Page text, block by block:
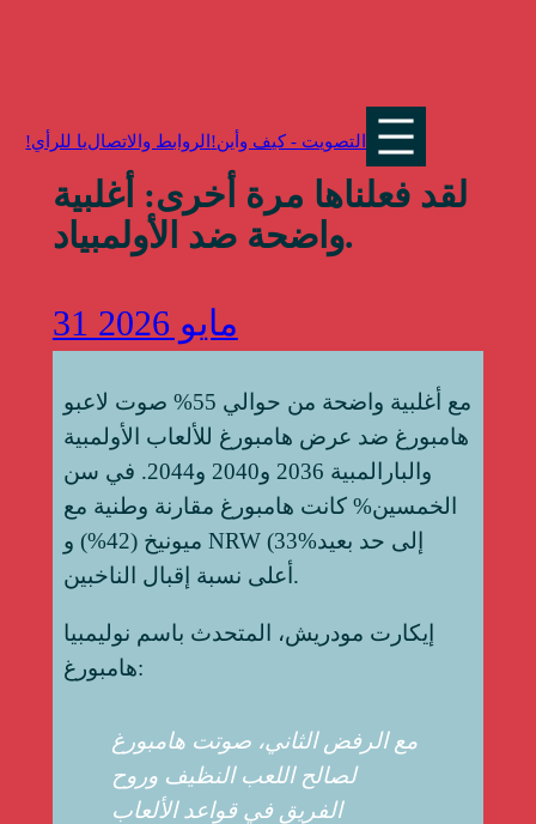
الروابط والاتصال!التصويت - كيف وأين
لقد فعلناها مرة أخرى: أغلبية
واضحة ضد الأولمبياد.
31 مايو 2026
مع أغلبية واضحة من حوالي 55% صوت لاعبو
هامبورغ ضد عرض هامبورغ للألعاب الأولمبية
والبارالمبية 2036 و2040 و2044. في سن
الخمسين% كانت هامبورغ مقارنة وطنية مع
ميونيخ (42%) و NRW (33%إلى حد بعيد
أعلى نسبة إقبال الناخبين.
إيكارت مودريش، المتحدث باسم نوليمبيا
هامبورغ:
مع الرفض الثاني، صوتت هامبورغ
لصالح اللعب النظيف وروح
الفريق في قواعد الألعاب